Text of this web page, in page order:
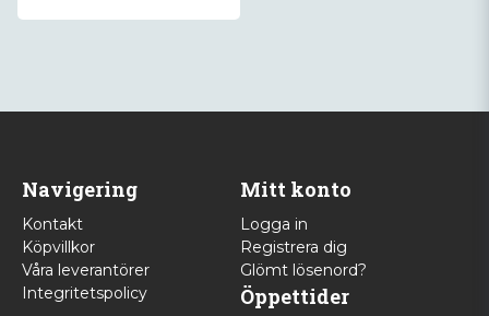
Navigering
Kontakt
Köpvillkor
Våra leverantörer
Integritetspolicy
Mitt konto
Logga in
Registrera dig
Glömt lösenord?
Öppettider